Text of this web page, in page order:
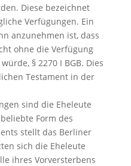
Diese bezeichnet
Verfügungen. Ein
anzunehmen ist, dass
ohne die Verfügung
§ 2270 I BGB. Dies
Testament in der
sind die Eheleute
Form des
stellt das Berliner
sich die Eheleute
ihres Vorversterbens